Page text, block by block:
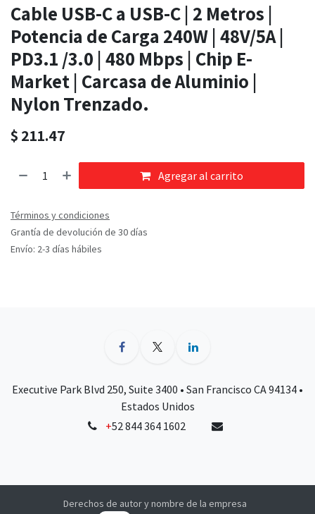
Cable USB-C a USB-C | 2 Metros |
Potencia de Carga 240W | 48V/5A |
PD3.1 /3.0 | 480 Mbps | Chip E-
Market | Carcasa de Aluminio |
Nylon Trenzado.
$ 211.47
Agregar al carrito
Términos y condiciones
Grantía de devolución de 30 días
Envío: 2-3 días hábiles
Executive Park Blvd 250, Suite 3400 • San Francisco CA 94134 •
Estados Unidos
+52 844 364 1602
Derechos de autor y nombre de la empresa